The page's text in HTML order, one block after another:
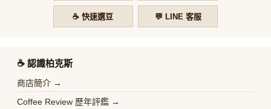
☕ 快速選豆 💬 LINE 客服
☕️ 認識柏克斯
商店簡介 →
Coffee Review 歷年評鑑 →